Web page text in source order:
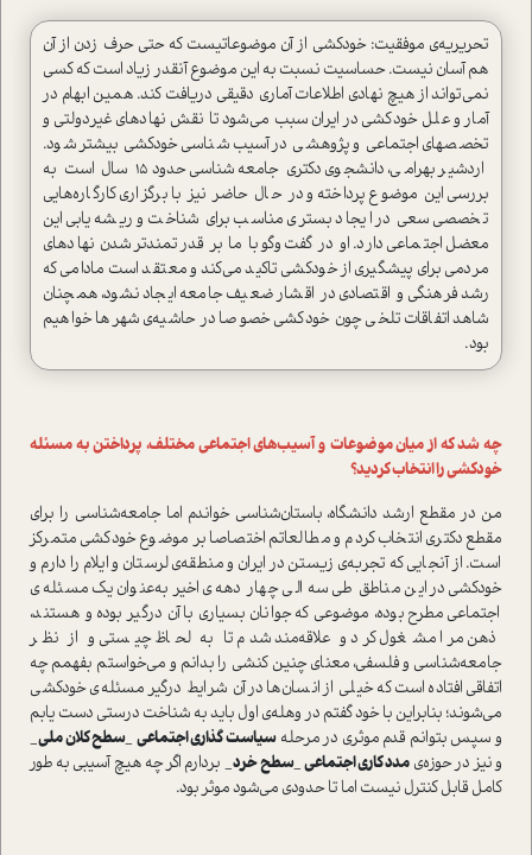
تحریریه­‌ی موفقیت: خودکشی از آن موضوعاتی­ست که حتی حرف زدن از آن
هم آسان نیست. حساسیت­ نسبت به این موضوع آنقدر زیاد است که کسی
نمی­‌تواند از هیچ نهادی اطلاعات آماری دقیقی دریافت کند. همین ابهام در
آمار و علل خودکشی در ایران سبب می­‌شود تا نقش نهادهای غیردولتی و
تخصص­های اجتماعی و پژوهشی در آسیب‌­شناسی خودکشی بیشتر شود.
اردشیر بهرامی، دانشجوی دکتری جامعه‌­شناسی حدود 15 سال است به
بررسی این موضوع پرداخته و در حال حاضر نیز با برگزاری کارگاره­­‌هایی
تخصصی سعی در ایجاد بستری مناسب برای شناخت و ریشه‌­یابی این
معضل اجتماعی دارد. او در گفت‌­وگو با ما بر قدرتمندتر شدن نهادهای
مردمی برای پیشگیری از خودکشی تاکید می­‌کند و معتقد است مادامی که
رشد فرهنگی و اقتصادی در اقشار ضعیف جامعه ایجاد نشود، همچنان
شاهد اتفاقات تلخی چون خودکشی خصوصا در حاشیه­‌ی شهرها خواهیم
بود.
چه شد که از میان موضوعات و آسیب‌های اجتماعی مختلف، پرداختن به مسئله
خودکشی را انتخاب کردید؟
من در مقطع ارشد دانشگاه، باستان‌شناسی خواندم اما جامعه‌شناسی را برای
مقطع دکتری انتخاب کردم و مطالعاتم اختصاصا بر موضوع خودکشی متمرکز
است. از آنجایی که تجربه­‌ی زیستن در ایران و منطقه­‌ی لرستان و ایلام را دارم و
خودکشی در این مناطق طی سه الی چهار دهه‌­ی اخیر به‌عنوان یک مسئله­‌ی
اجتماعی مطرح بوده، موضوعی که جوانان بسیاری با آن درگیر بوده و هستند،
ذهن مرا مشغول کرد و علاقه‌مند شدم تا به لحاظ چیستی و از نظر
جامعه‌شناسی و فلسفی، معنای چنین کنشی را بدانم و می‌خواستم بفهمم چه
اتفاقی افتاده است که خیلی از انسان‌ها در آن شرایط درگیر مسئله­‌ی خودکشی
می‌شوند؛ بنابراین با خود گفتم در وهله­‌ی اول باید به شناخت درستی دست یابم
و سپس بتوانم قدم موثری در مرحلهسیاست گذاری اجتماعی _سطح کلان ملی_
و نیز در حوزه‌­ی مدد کاری اجتماعی _سطح خرد_ بردارم اگر چه هیچ آسیبی به طور
کامل قابل کنترل نیست اما تا حدودی می‌شود موثر بود.